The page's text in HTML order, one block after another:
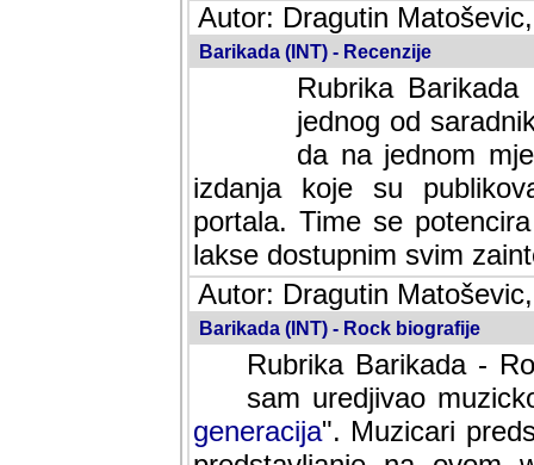
Autor: Dragutin
Barikada (INT) - Recenzije
Rubrika
jednog od
da na jednom
izdanja koje su
portala. Time se
lakse dostupnim svim
Autor: Dragutin
Barikada (INT) - Rock biografije
Rubrika Barikada -
sam uredjivao
generacija". Muzicari